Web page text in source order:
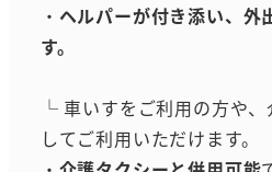
・ ヘルパーが付き添い、外
す。
└ 車いすをご利用の方や
してご利用いただけます。